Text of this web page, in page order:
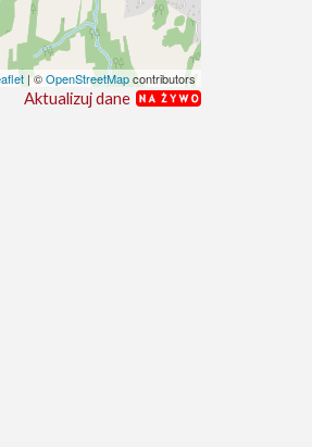
| ©OpenStreetMapcontributors
Aktualizuj dane